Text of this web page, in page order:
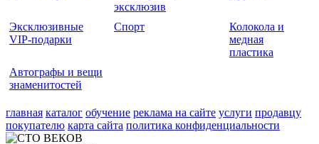
эксклюзив
Эксклюзивные
VIP-подарки
Спорт
Колокола и
медная
пластика
Автографы и вещи
знаменитостей
главная каталог обучение реклама на сайте услуги продавцу
покупателю карта сайта политика конфиденциальности